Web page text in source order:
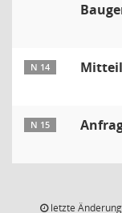
N 14
N 15
letzte